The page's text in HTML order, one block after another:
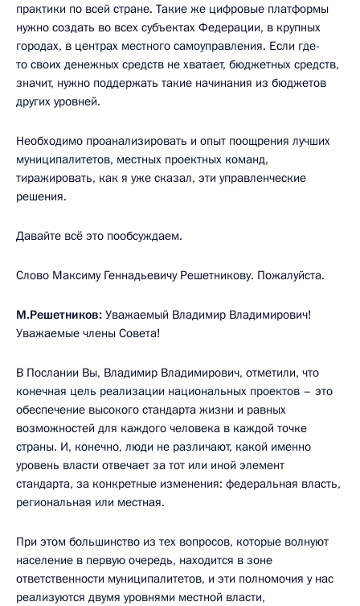
практики по всей стране. Такие же цифровые платформы
нужно создать во всех субъектах Федерации, в крупных
городах, в центрах местного самоуправления. Если где-
то своих денежных средств не хватает, бюджетных средств,
значит, нужно поддержать такие начинания из бюджетов
других уровней.
Необходимо проанализировать и опыт поощрения лучших
муниципалитетов, местных проектных команд,
тиражировать, как я уже сказал, эти управленческие
решения.
Давайте всё это пообсуждаем.
Слово Максиму Геннадьевичу Решетникову. Пожалуйста.
М.Решетников: Уважаемый Владимир Владимирович!
Уважаемые члены Совета!
В Послании Вы, Владимир Владимирович, отметили, что
конечная цель реализации национальных проектов – это
обеспечение высокого стандарта жизни и равных
возможностей для каждого человека в каждой точке
страны. И, конечно, люди не различают, какой именно
уровень власти отвечает за тот или иной элемент
стандарта, за конкретные изменения: федеральная власть,
региональная или местная.
При этом большинство из тех вопросов, которые волнуют
население в первую очередь, находится в зоне
ответственности муниципалитетов, и эти полномочия у нас
реализуются двумя уровнями местной власти,